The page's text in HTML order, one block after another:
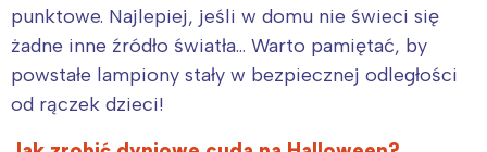
punktowe. Najlepiej, jeśli w domu nie świeci się
żadne inne źródło światła… Warto pamiętać, by
powstałe lampiony stały w bezpiecznej odległości
od rączek dzieci!